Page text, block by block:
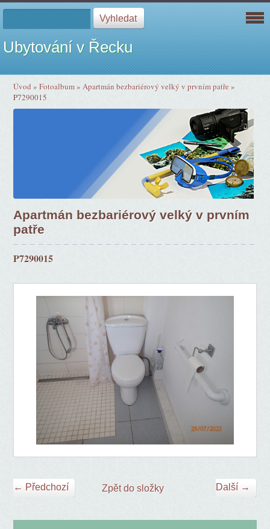
Ubytování v Řecku
Úvod »Fotoalbum»Apartmán bezbariérový velký v prvním patře »
P7290015
Apartmán bezbariérový velký v prvním
patře
P7290015
← Předchozí Další →
Zpět do složky